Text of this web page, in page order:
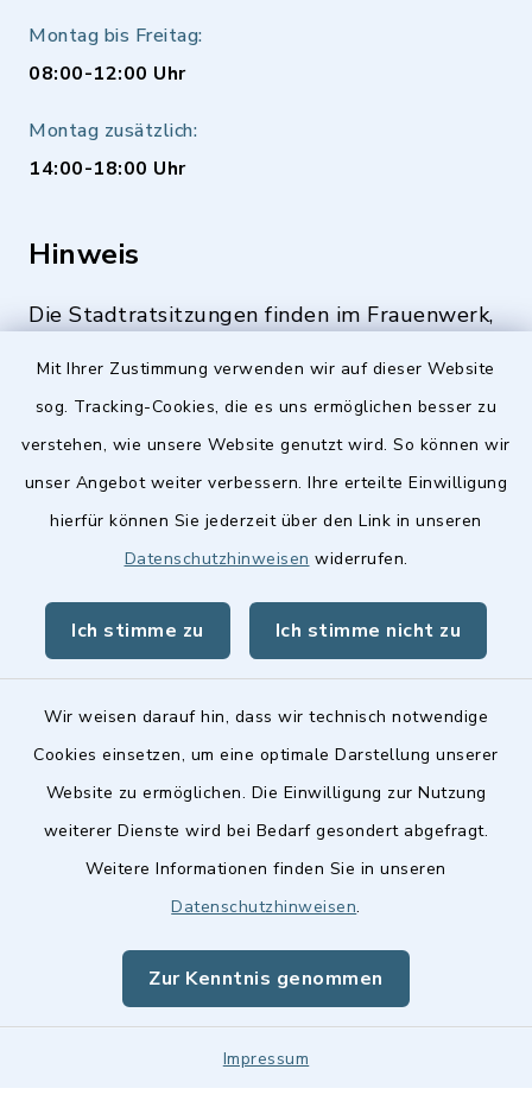
Mit Ihrer Zustimmung verwenden wir auf dieser Website
sog. Tracking-Cookies, die es uns ermöglichen besser zu
verstehen, wie unsere Website genutzt wird. So können wir
unser Angebot weiter verbessern. Ihre erteilte Einwilligung
hierfür können Sie jederzeit über den Link in unseren
Datenschutzhinweisen widerrufen.
Ich stimme zu Ich stimme nicht zu
Wir weisen darauf hin, dass wir technisch notwendige
Cookies einsetzen, um eine optimale Darstellung unserer
Website zu ermöglichen. Die Einwilligung zur Nutzung
weiterer Dienste wird bei Bedarf gesondert abgefragt.
Weitere Informationen finden Sie in unseren
Datenschutzhinweisen.
Zur Kenntnis genommen
Impressum
Montag bis Freitag:
08:00-12:00 Uhr
Montag zusätzlich:
14:00-18:00 Uhr
Hinweis
Die Stadtratsitzungen finden im Frauenwerk,
Quicklinks
Stellenangebote
Landkreis Fürth
Barrierefreiheit
Impressum
Sitemap